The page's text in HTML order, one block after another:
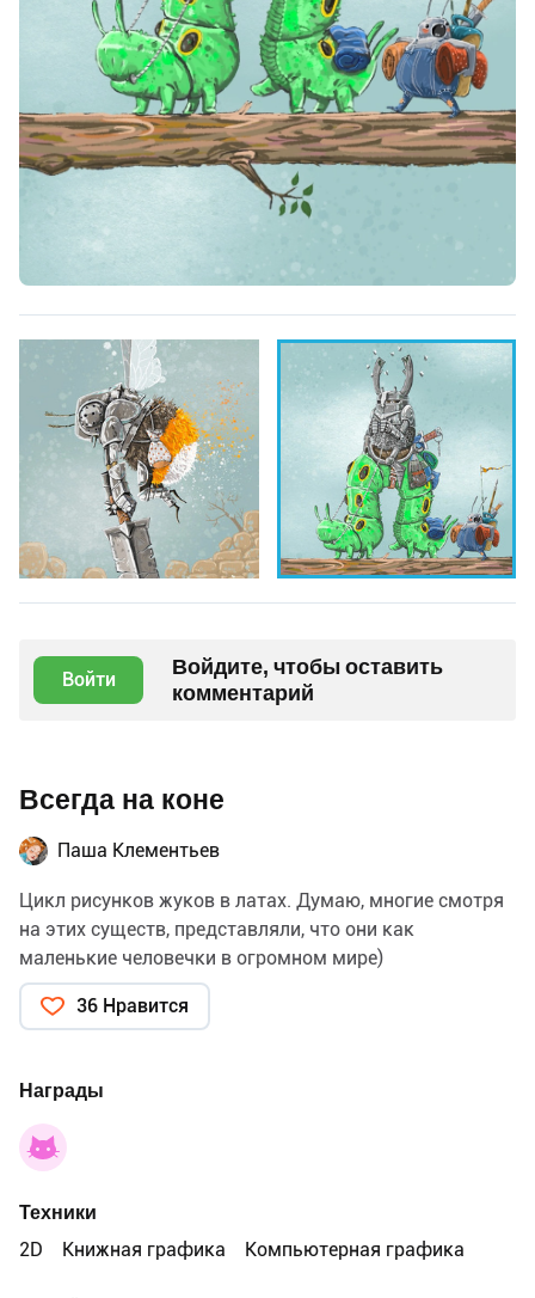
Войти
Войдите, чтобы оставить
комментарий
Всегда на коне
Паша Клементьев
Цикл рисунков жуков в латах. Думаю, многие смотря
на этих существ, представляли, что они как
маленькие человечки в огромном мире)
36 Нравится
Награды
Техники
2D
Книжная графика Компьютерная графика